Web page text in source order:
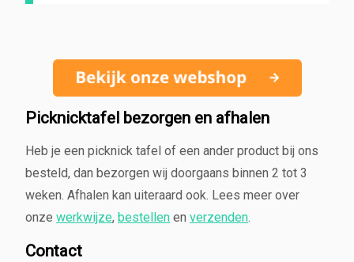
Picknicktafel bezorgen en afhalen
Heb je een picknick tafel of een ander product bij ons
besteld, dan bezorgen wij doorgaans binnen 2 tot 3
weken. Afhalen kan uiteraard ook. Lees meer over
onze werkwijze, bestellen en verzenden.
Contact